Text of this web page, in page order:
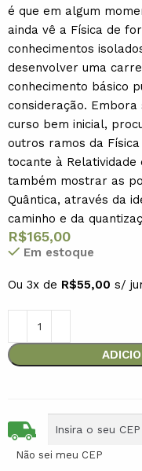
é que em algum
ainda vê a Física de
conhecimentos
desenvolver uma
conhecimento básico
consideração. Embora
curso bem inicial,
outros ramos da
tocante à
também mostrar as
Quântica, através da
caminho e da
R$165,00
Em estoque
Ou 3x de R$55,00 s/
Não sei meu CEP